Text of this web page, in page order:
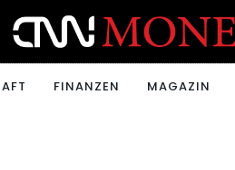
FINANZEN MAGAZIN